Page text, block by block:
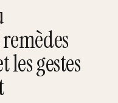
les gestes